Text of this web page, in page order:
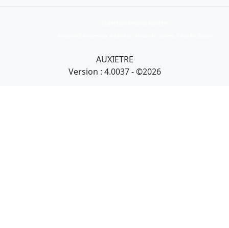
AUXIETRE
Version : 4.0037 - ©2026